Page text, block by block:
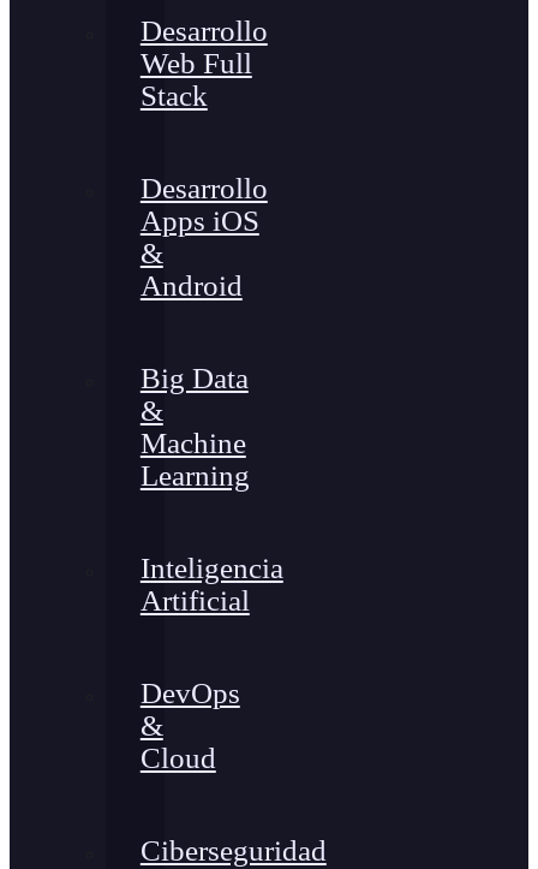
Desarrollo
Web Full
Stack
Desarrollo
Apps iOS
&
Android
Big Data
&
Machine
Learning
Inteligencia
Artificial
DevOps
&
Cloud
Ciberseguridad